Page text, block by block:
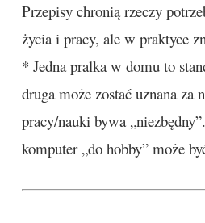
Przepisy chronią rzeczy
życia i pracy, ale w praktyce
* Jedna pralka w domu to
druga może zostać uznana za
pracy/nauki bywa
komputer „do hobby” może